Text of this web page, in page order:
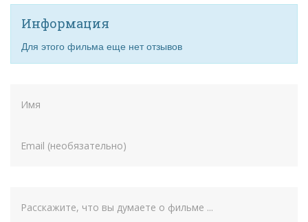
Информация
Для этого фильма еще нет отзывов